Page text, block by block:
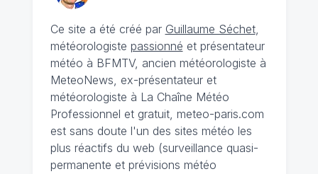
Ce site a été créé par Guillaume Séchet,
météorologiste passionné et présentateur
météo à BFMTV, ancien météorologiste à
MeteoNews, ex-présentateur et
météorologiste à La Chaîne Météo
Professionnel et gratuit, meteo-paris.com
est sans doute l'un des sites météo les
plus réactifs du web (surveillance quasi-
permanente et prévisions météo